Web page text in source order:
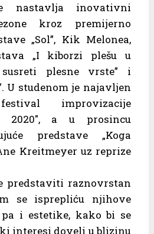
nastavlja inovativni
kroz premijerno
„Sol”, Kik Melonea,
„I kiborzi plešu u
plesne vrste” i
U studenom je najavljen
improvizacije
2020″, a u prosincu
predstave „Koga
Kreitmeyer uz reprize
predstaviti raznovrstan
se isprepliću njihove
i estetike, kako bi se
interesi doveli u blizinu